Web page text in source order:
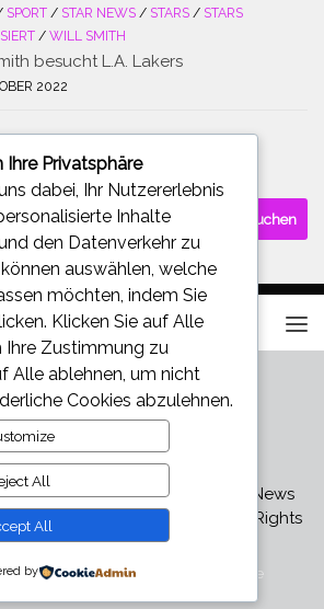
SPORT / STAR NEWS / STARS / STARS
/ WILL SMITH
besucht L.A. Lakers
2022
- Aktuelle Bilder, Videos und News
Klatsch und Tratsch © 2026. All Rights
Reserved.
- Entworfen mit dem Hueman-Theme
Ihre Privatsphäre
dabei, Ihr Nutzererlebnis
Inhalte
den Datenverkehr zu
auswählen, welche
möchten, indem Sie
Klicken Sie auf Alle
Ihre Zustimmung zu
Alle ablehnen , um nicht
Cookies abzulehnen.
All
All
by